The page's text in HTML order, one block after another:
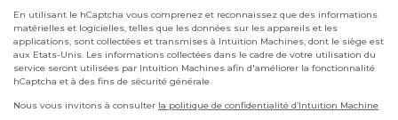
En utilisant le hCaptcha vous comprenez et reconnaissez que des informations
matérielles et logicielles, telles que les données sur les appareils et les
applications, sont collectées et transmises à Intuition Machines, dont le siège est
aux Etats-Unis. Les informations collectées dans le cadre de votre utilisation du
service seront utilisées par Intuition Machines afin d'améliorer la fonctionnalité
hCaptcha et à des fins de sécurité générale.
Nous vous invitons à consulter la politique de confidentialité d’Intuition Machine